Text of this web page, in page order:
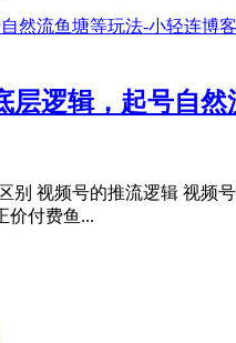
层逻辑，起号自
别 视频号的推流逻辑 视
价付费鱼...